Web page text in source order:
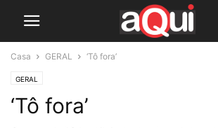
Casa GERAL ‘Tô fora’
GERAL
‘Tô fora’